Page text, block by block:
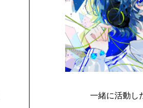
一緒に活動し